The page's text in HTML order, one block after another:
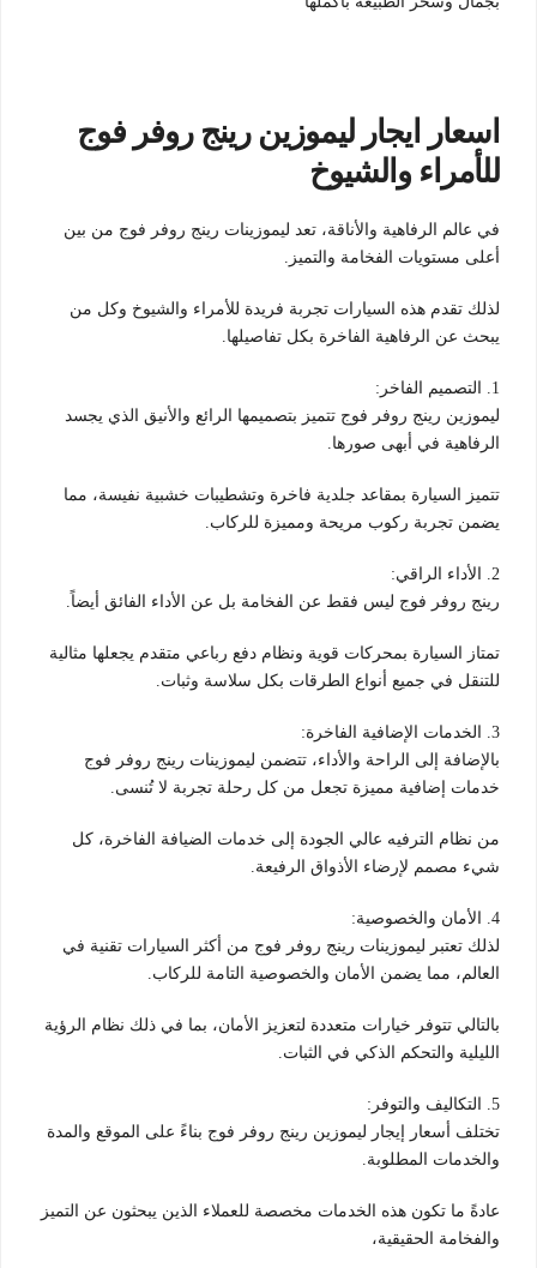
اسعار ايجار ليموزين رينج روفر فوج
للأمراء والشيوخ
في عالم الرفاهية والأناقة، تعد ليموزينات رينج روفر فوج من بين
أعلى مستويات الفخامة والتميز.
لذلك تقدم هذه السيارات تجربة فريدة للأمراء والشيوخ وكل من
يبحث عن الرفاهية الفاخرة بكل تفاصيلها.
1. التصميم الفاخر:
ليموزين رينج روفر فوج تتميز بتصميمها الرائع والأنيق الذي يجسد
الرفاهية في أبهى صورها.
تتميز السيارة بمقاعد جلدية فاخرة وتشطيبات خشبية نفيسة، مما
يضمن تجربة ركوب مريحة ومميزة للركاب.
2. الأداء الراقي:
رينج روفر فوج ليس فقط عن الفخامة بل عن الأداء الفائق أيضاً.
تمتاز السيارة بمحركات قوية ونظام دفع رباعي متقدم يجعلها مثالية
للتنقل في جميع أنواع الطرقات بكل سلاسة وثبات.
3. الخدمات الإضافية الفاخرة:
بالإضافة إلى الراحة والأداء، تتضمن ليموزينات رينج روفر فوج
خدمات إضافية مميزة تجعل من كل رحلة تجربة لا تُنسى.
من نظام الترفيه عالي الجودة إلى خدمات الضيافة الفاخرة، كل
شيء مصمم لإرضاء الأذواق الرفيعة.
4. الأمان والخصوصية:
لذلك تعتبر ليموزينات رينج روفر فوج من أكثر السيارات تقنية في
العالم، مما يضمن الأمان والخصوصية التامة للركاب.
بالتالي تتوفر خيارات متعددة لتعزيز الأمان، بما في ذلك نظام الرؤية
الليلية والتحكم الذكي في الثبات.
5. التكاليف والتوفر:
تختلف أسعار إيجار ليموزين رينج روفر فوج بناءً على الموقع والمدة
والخدمات المطلوبة.
عادةً ما تكون هذه الخدمات مخصصة للعملاء الذين يبحثون عن التميز
والفخامة الحقيقية،